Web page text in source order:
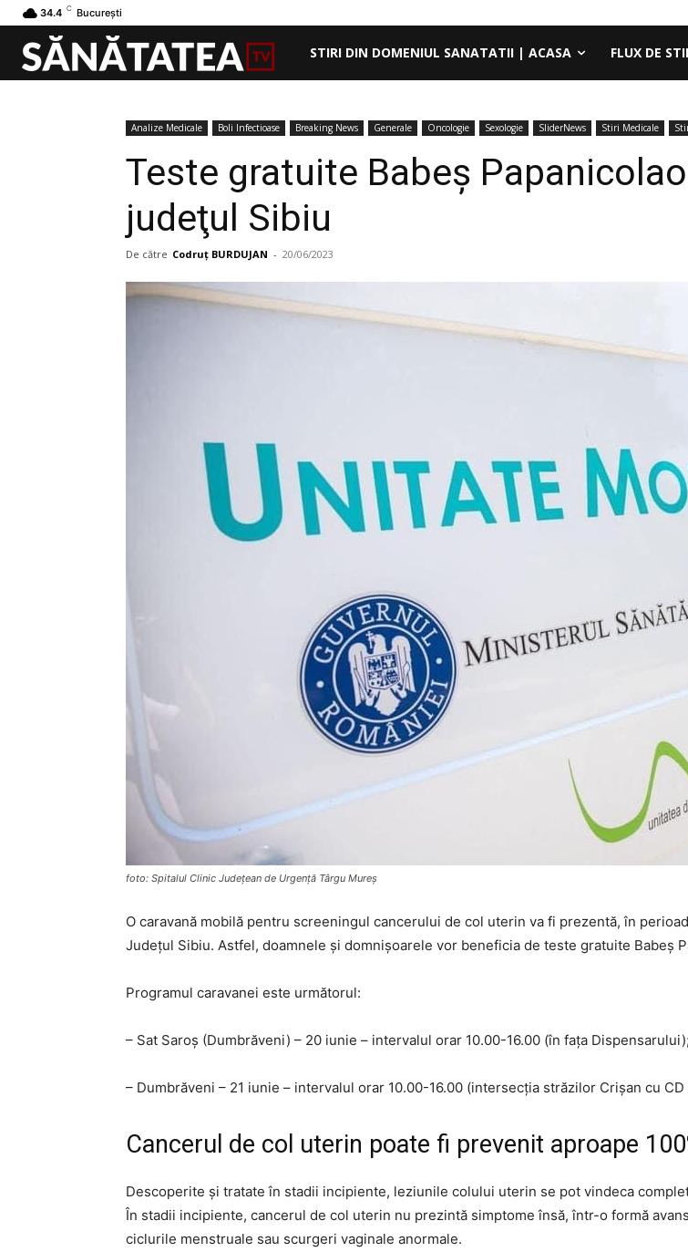
34.4 C București
STIRI DIN DOMENIUL SANATATII | ACASA FLUX DE
Analize Medicale Boli Infectioase Breaking News Generale Oncologie Sexologie SliderNews Stiri Medicale
Teste gratuite Babeş
judeţul Sibiu
De către Codruț BURDUJAN - 20/06/2023
foto: Spitalul Clinic Judeţean de Urgenţă Târgu Mureş
O caravană mobilă pentru screeningul cancerului de col uterin va fi prezentă, în
Județul Sibiu. Astfel, doamnele și domnișoarele vor beneficia de teste gratuite Babeş
Programul caravanei este următorul:
– Sat Saroş (Dumbrăveni) – 20 iunie – intervalul orar 10.00-16.00 (în faţa Dispensarului);
– Dumbrăveni – 21 iunie – intervalul orar 10.00-16.00 (intersecţia străzilor Crişan cu CD
Cancerul de col uterin poate fi prevenit aproape
Descoperite şi tratate în stadii incipiente, leziunile colului uterin se pot vindeca
În stadii incipiente, cancerul de col uterin nu prezintă simptome însă, într-o formă
ciclurile menstruale sau scurgeri vaginale anormale.